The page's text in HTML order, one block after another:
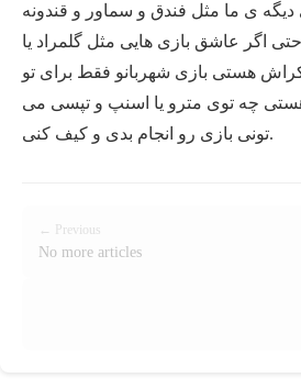
دیگه ی ما مثل فندق و سماور و قندونه
اگر عاشق بازی هایی مثل گلمراد یا
کراش هستی بازی شهربانو فقط برای تو
چه توی مترو یا اسنپ و تپسی می
تونی بازی رو انجام بدی و کیف کنی.
← Previous
No more articles